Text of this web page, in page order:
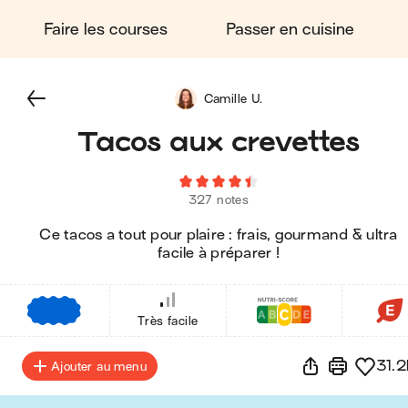
Faire les courses Passer en cuisine
Tacos aux crevettes
327 notes
Ce tacos a tout pour plaire : frais, gourmand & ultra
facile à préparer !
Camille U.
Très facile
Ajouter au menu